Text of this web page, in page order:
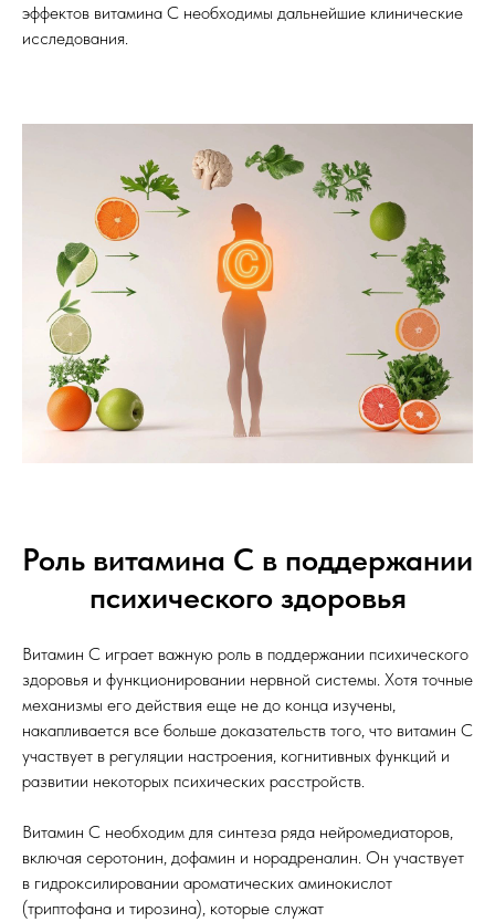
эффектов витамина С необходимы дальнейшие клинические
исследования.
Роль витамина С в поддержании
психического здоровья
Витамин С играет важную роль в поддержании психического
здоровья и функционировании нервной системы. Хотя точные
механизмы его действия еще не до конца изучены,
накапливается все больше доказательств того, что витамин С
участвует в регуляции настроения, когнитивных функций и
развитии некоторых психических расстройств.
Витамин С необходим для синтеза ряда нейромедиаторов,
включая серотонин, дофамин и норадреналин. Он участвует
в гидроксилировании ароматических аминокислот
(триптофана и тирозина), которые служат